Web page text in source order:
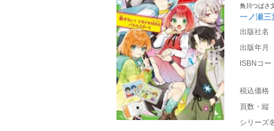
角川つばさ
一ノ瀬
出版社名
出版年月
ISBNコー
税込価格
頁数・縦
シリーズ